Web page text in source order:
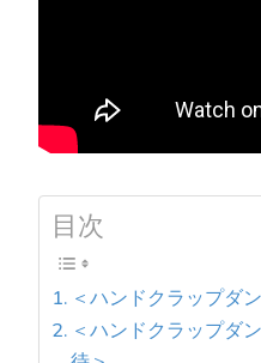
目次
＜ハンドクラップダ
＜ハンドクラップダ